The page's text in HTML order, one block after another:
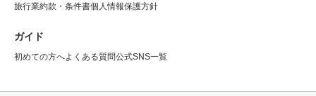
旅行業約款・条件書個人情報保護方針
ガイド
初めての方へよくある質問公式SNS一覧